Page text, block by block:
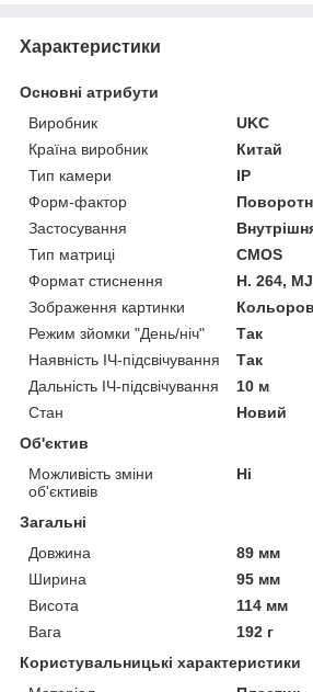
Характеристики
Основні атрибути
Виробник
UKC
Країна виробник
Китай
Тип камери
IP
Форм-фактор
Застосування
Тип матриці
CMOS
Формат стиснення
H. 264,
Зображення картинки
Режим зйомки "День/ніч"
Так
Наявність ІЧ-підсвічування
Так
Дальність ІЧ-підсвічування
10 м
Стан
Новий
Об'єктив
Можливість зміни
об'єктивів
Ні
Загальні
Довжина
89 мм
Ширина
95 мм
Висота
114 мм
Вага
192 г
Користувальницькі характеристики